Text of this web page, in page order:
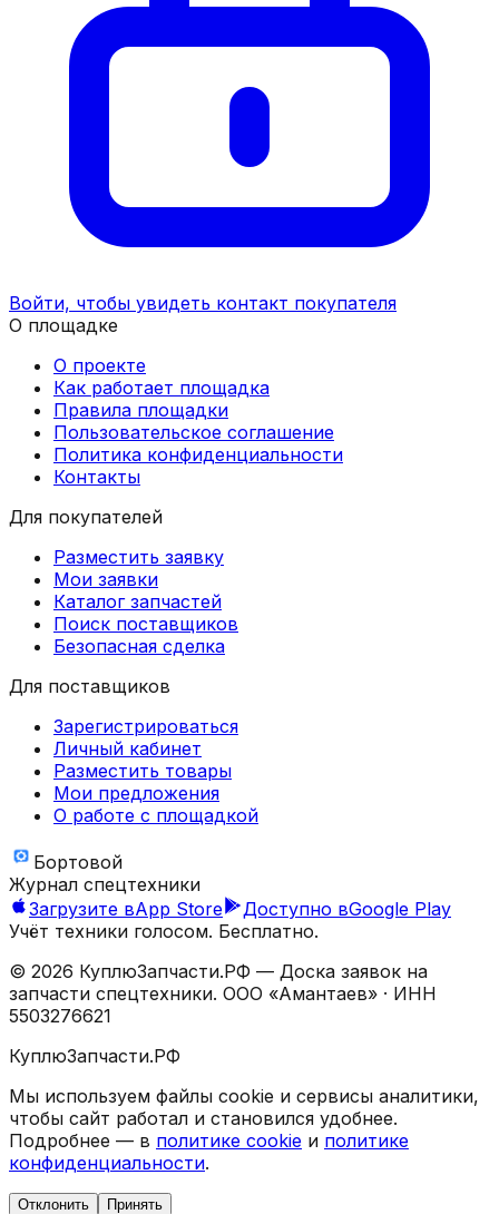
Войти, чтобы увидеть контакт покупателя
О площадке
О проекте
Как работает площадка
Правила площадки
Пользовательское соглашение
Политика конфиденциальности
Контакты
Для покупателей
Разместить заявку
Мои заявки
Каталог запчастей
Поиск поставщиков
Безопасная сделка
Для поставщиков
Зарегистрироваться
Личный кабинет
Разместить товары
Мои предложения
О работе с площадкой
Бортовой
Журнал спецтехники
Загрузите вApp Store Доступно вGoogle Play
Учёт техники голосом. Бесплатно.
© 2026 КуплюЗапчасти.РФ — Доска заявок на
запчасти спецтехники. ООО «Амантаев» · ИНН
5503276621
КуплюЗапчасти.РФ
Мы используем файлы cookie и сервисы аналитики,
чтобы сайт работал и становился удобнее.
Подробнее — в политике cookie и политике
конфиденциальности.
Отклонить Принять